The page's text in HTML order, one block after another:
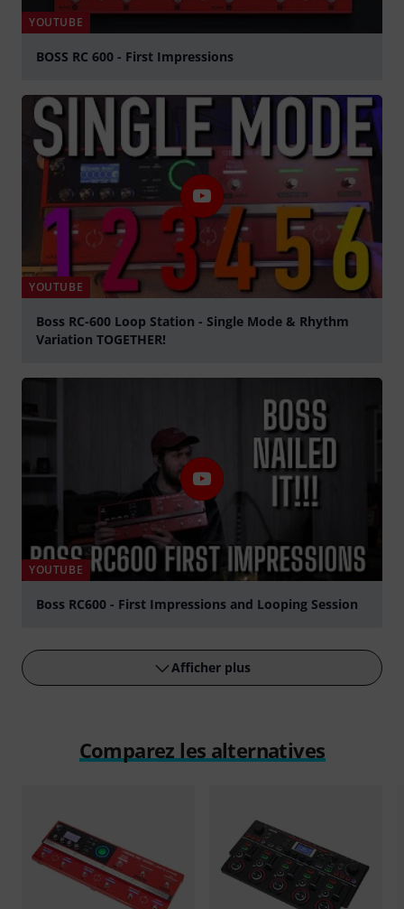
YOUTUBE
BOSS RC 600 - First Impressions
YOUTUBE
Boss RC-600 Loop Station - Single Mode & Rhythm
Variation TOGETHER!
YOUTUBE
Boss RC600 - First Impressions and Looping Session
Afficher plus
Comparez les alternatives